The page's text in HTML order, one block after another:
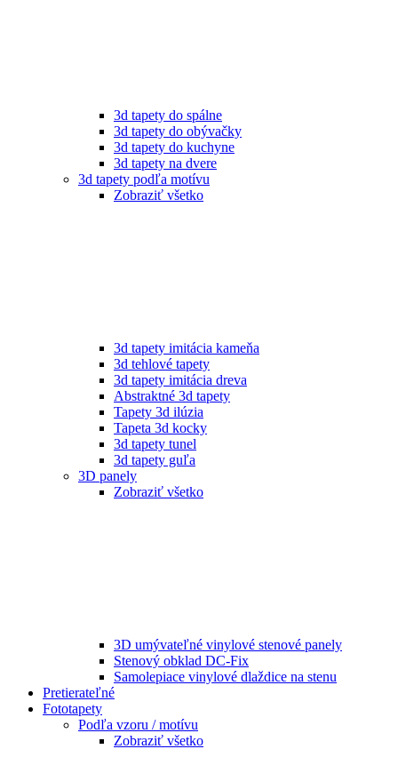
3d tapety do spálne
3d tapety do obývačky
3d tapety do kuchyne
3d tapety na dvere
3d tapety podľa motívu
Zobraziť všetko
3d tapety imitácia kameňa
3d tehlové tapety
3d tapety imitácia dreva
Abstraktné 3d tapety
Tapety 3d ilúzia
Tapeta 3d kocky
3d tapety tunel
3d tapety guľa
3D panely
Zobraziť všetko
3D umývateľné vinylové stenové panely
Stenový obklad DC-Fix
Samolepiace vinylové dlaždice na stenu
Pretierateľné
Fototapety
Podľa vzoru / motívu
Zobraziť všetko